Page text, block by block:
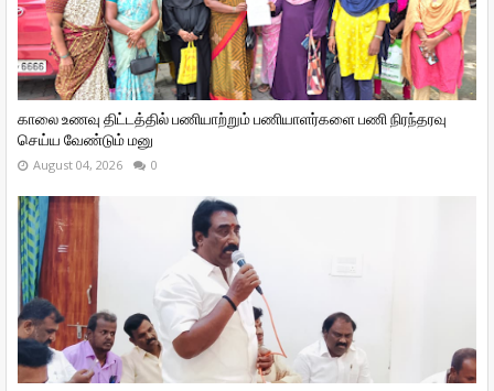
காலை உணவு திட்டத்தில் பணியாற்றும் பணியாளர்களை பணி நிரந்தரவு
செய்ய வேண்டும் மனு
August 04, 2026 0